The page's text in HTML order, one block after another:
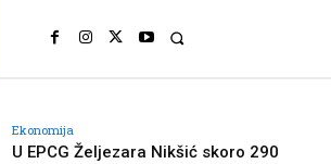
Ekonomija
U EPCG Željezara Nikšić skoro 290